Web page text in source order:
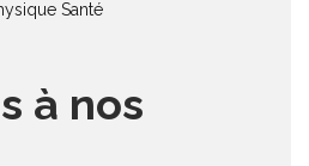
Santé
à nos